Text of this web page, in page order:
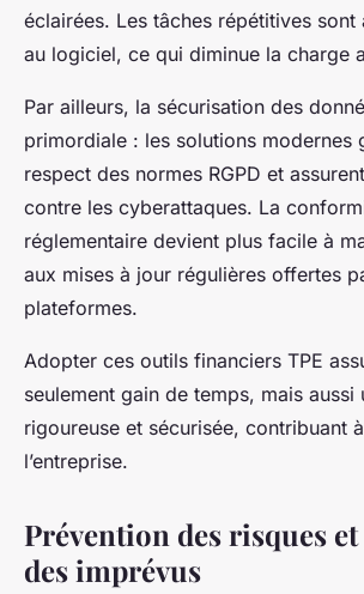
éclairées. Les tâches répétitives sont
au logiciel, ce qui diminue la charge
Par ailleurs, la sécurisation des
primordiale : les solutions modernes
respect des normes RGPD et
contre les cyberattaques. La
réglementaire devient plus facile à
aux mises à jour régulières offertes
plateformes.
Adopter ces outils financiers TPE
seulement gain de temps, mais aussi
rigoureuse et sécurisée, contribuant
l’entreprise.
Prévention des risques
des imprévus